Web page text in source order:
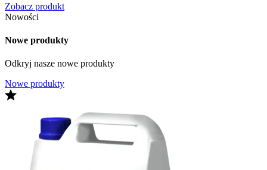
Zobacz produkt
Nowości
Nowe produkty
Odkryj nasze nowe produkty
Nowe produkty